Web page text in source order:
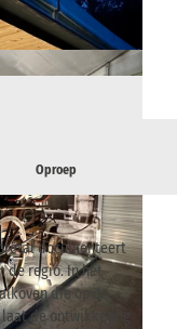
Oproepillustreert
documenteert
de regio. In het
die op de
de ontwikkeling